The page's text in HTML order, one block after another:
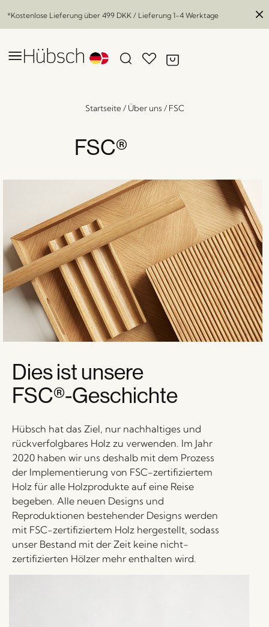
*Kostenlose Lieferung über 499 DKK / Lieferung 1-4 Werktage
Startseite/ Über uns / FSC
FSC®
Dies ist unsere
FSC®-Geschichte
Hübsch hat das Ziel, nur nachhaltiges und
rückverfolgbares Holz zu verwenden. Im Jahr
2020 haben wir uns deshalb mit dem Prozess
der Implementierung von FSC-zertifiziertem
Holz für alle Holzprodukte auf eine Reise
begeben. Alle neuen Designs und
Reproduktionen bestehender Designs werden
mit FSC-zertifiziertem Holz hergestellt, sodass
unser Bestand mit der Zeit keine nicht-
zertifizierten Hölzer mehr enthalten wird.